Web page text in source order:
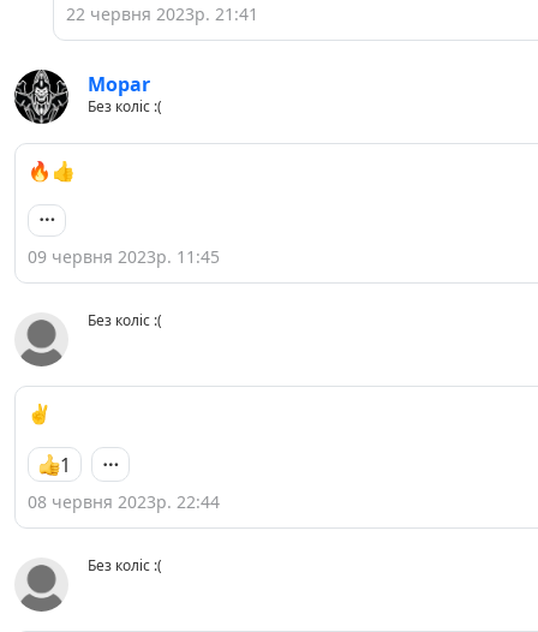
22 червня 2023р. 21:41
Mopar
Без коліс :(
🔥👍
09 червня 2023р. 11:45
Без коліс :(
✌️
1
08 червня 2023р. 22:44
Без коліс :(